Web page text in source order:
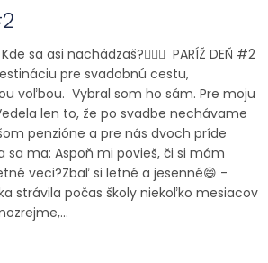
sa asi nachádzaš?🤷🏻‍♂️ PARÍŽ DEŇ #2
pre svadobnú cestu,
voľbou. Vybral som ho sám. Pre moju
len to, že po svadbe nechávame
penzióne a pre nás dvoch príde
sa ma: Aspoň mi povieš, či si mám
veci?Zbaľ si letné a jesenné😄 -
strávila počas školy niekoľko mesiacov